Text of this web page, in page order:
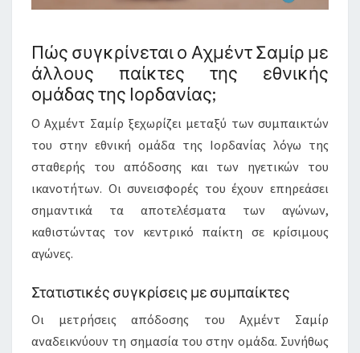
Πώς συγκρίνεται ο Αχμέντ Σαμίρ με
άλλους παίκτες της εθνικής
ομάδας της Ιορδανίας;
Ο Αχμέντ Σαμίρ ξεχωρίζει μεταξύ των συμπαικτών
του στην εθνική ομάδα της Ιορδανίας λόγω της
σταθερής του απόδοσης και των ηγετικών του
ικανοτήτων. Οι συνεισφορές του έχουν επηρεάσει
σημαντικά τα αποτελέσματα των αγώνων,
καθιστώντας τον κεντρικό παίκτη σε κρίσιμους
αγώνες.
Στατιστικές συγκρίσεις με συμπαίκτες
Οι μετρήσεις απόδοσης του Αχμέντ Σαμίρ
αναδεικνύουν τη σημασία του στην ομάδα. Συνήθως